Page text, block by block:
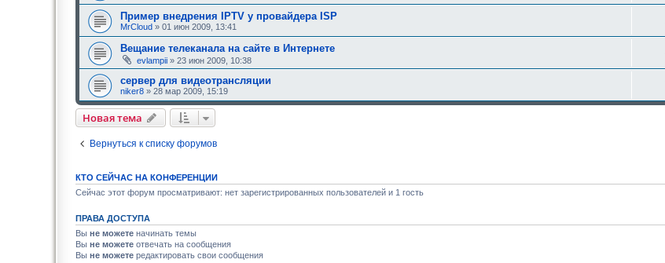
Пример внедрения IPTV у провайдера ISP
MrCloud » 01 июн 2009, 13:41
Вещание телеканала на сайте в Интернете
evlampii » 23 июн 2009, 10:38
сервер для видеотрансляции
niker8 » 28 мар 2009, 15:19
Новая тема
Вернуться к списку форумов
КТО СЕЙЧАС НА КОНФЕРЕНЦИИ
Сейчас этот форум просматривают: нет зарегистрированных пользователей и 1 гость
ПРАВА ДОСТУПА
Вы не можете начинать темы
Вы не можете отвечать на сообщения
Вы не можете редактировать свои сообщения